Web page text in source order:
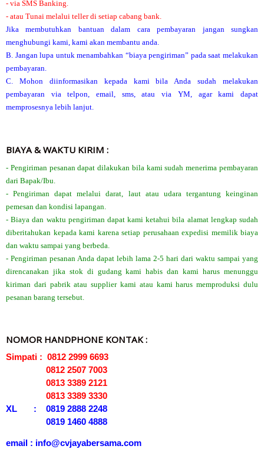
- via SMS Banking.
- atau Tunai melalui teller di setiap cabang bank.
Jika membutuhkan bantuan dalam cara pembayaran jangan sungkan
menghubungi kami, kami akan membantu anda.
B. Jangan lupa untuk menambahkan “biaya pengiriman” pada saat melakukan
pembayaran.
C. Mohon diinformasikan kepada kami bila Anda sudah melakukan
pembayaran via telpon, email, sms, atau via YM, agar kami dapat
memprosesnya lebih lanjut.
BIAYA & WAKTU KIRIM :
- Pengiriman pesanan dapat dilakukan bila kami sudah menerima pembayaran
dari Bapak/Ibu.
- Pengiriman dapat melalui darat, laut atau udara tergantung keinginan
pemesan dan kondisi lapangan.
- Biaya dan waktu pengiriman dapat kami ketahui bila alamat lengkap sudah
diberitahukan kepada kami karena setiap perusahaan expedisi memilik biaya
dan waktu sampai yang berbeda.
- Pengiriman pesanan Anda dapat lebih lama 2-5 hari dari waktu sampai yang
direncanakan jika stok di gudang kami habis dan kami harus menunggu
kiriman dari pabrik atau supplier kami atau kami harus memproduksi dulu
pesanan barang tersebut.
NOMOR HANDPHONE KONTAK :
Simpati : 0812 2999 6693
0812 2507 7003
0813 3389 2121
0813 3389 3330
XL : 0819 2888 2248
0819 1460 4888
email : info@cvjayabersama.com